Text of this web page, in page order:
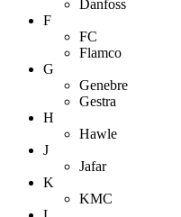
Danfoss
F
FC
Flamco
G
Genebre
Gestra
H
Hawle
J
Jafar
K
KMC